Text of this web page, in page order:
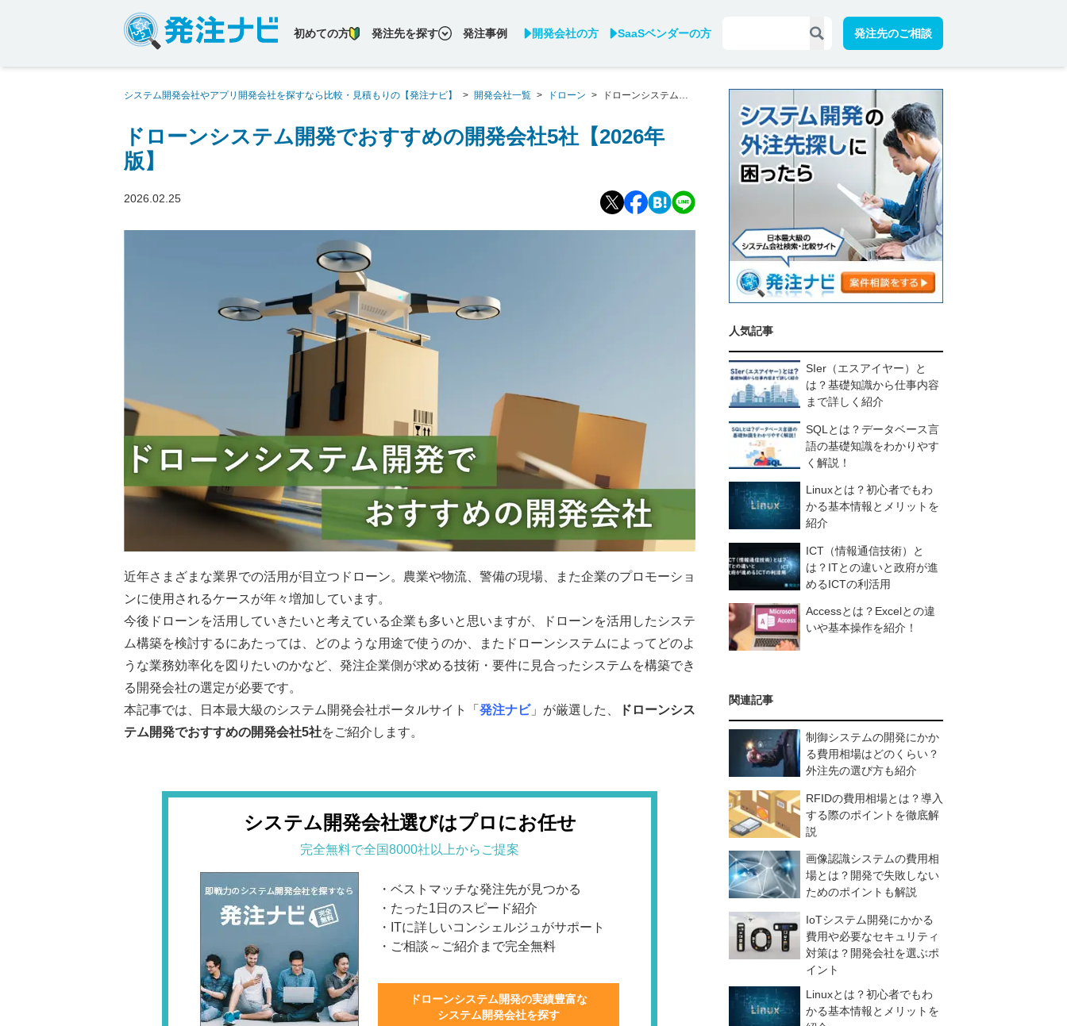
初めての方 発注先を探す 発注事例 開発会社の方 SaaSベンダーの方 発注先のご相談
システム開発会社やアプリ開発会社を探すなら比較・見積もりの【発注ナビ】 > 開発会社一覧 > ドローン >
ドローンシステム開
ドローンシステム開発でおすすめの開発会社5社【2026年
版】
2026.02.25
近年さまざまな業界での活用が目立つドローン。農業や物流、警備の現場、また企業のプロモーショ
ンに使用されるケースが年々増加しています。
今後ドローンを活用していきたいと考えている企業も多いと思いますが、ドローンを活用したシステ
ム構築を検討するにあたっては、どのような用途で使うのか、またドローンシステムによってどのよ
うな業務効率化を図りたいのかなど、発注企業側が求める技術・要件に見合ったシステムを構築でき
る開発会社の選定が必要です。
本記事では、日本最大級のシステム開発会社ポータルサイト「 発注ナビ」が厳選した、
ドローンシス
テム開発でおすすめの開発会社5社をご紹介します。
システム開発会社選びはプロにお任せ
完全無料で全国8000社以上からご提案
・ベストマッチな発注先が見つかる
・たった1日のスピード紹介
・ITに詳しいコンシェルジュがサポート
・ご相談～ご紹介まで完全無料
ドローンシステム開発の実績豊富な
システム開発会社を探す
人気記事
SIer（エスアイヤー）と
は？基礎知識から仕事内容
まで詳しく紹介
SQLとは？データベース言
語の基礎知識をわかりやす
く解説！
Linuxとは？初心者でもわ
かる基本情報とメリットを
紹介
ICT（情報通信技術）と
は？ITとの違いと政府が進
めるICTの利活用
Accessとは？Excelとの違
いや基本操作を紹介！
関連記事
制御システムの開発にかか
る費用相場はどのくらい？
外注先の選び方も紹介
RFIDの費用相場とは？導入
する際のポイントを徹底解
説
画像認識システムの費用相
場とは？開発で失敗しない
ためのポイントも解説
IoTシステム開発にかかる
費用や必要なセキュリティ
対策は？開発会社を選ぶポ
イント
Linuxとは？初心者でもわ
かる基本情報とメリットを